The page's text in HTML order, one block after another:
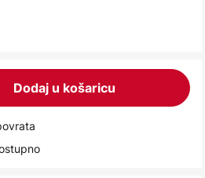
Dodaj u košaricu